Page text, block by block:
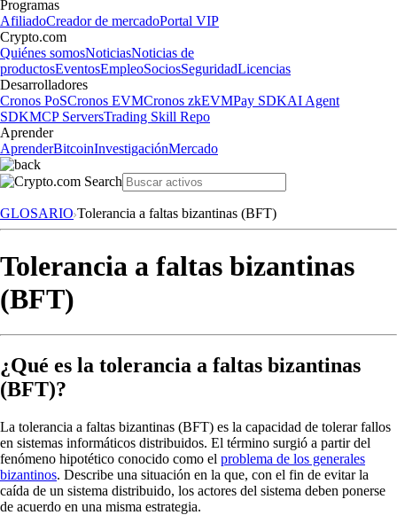
Programas
AfiliadoCreador de mercadoPortal VIP
Crypto.com
Quiénes somosNoticiasNoticias de
productosEventosEmpleoSociosSeguridadLicencias
Desarrolladores
Cronos PoSCronos EVMCronos zkEVMPay SDKAI Agent
SDKMCP ServersTrading Skill Repo
Aprender
AprenderBitcoinInvestigaciónMercado
GLOSARIO Tolerancia a faltas bizantinas (BFT)
Tolerancia a faltas bizantinas
(BFT)
¿Qué es la tolerancia a faltas bizantinas
(BFT)?
La tolerancia a faltas bizantinas (BFT) es la capacidad de tolerar fallos
en sistemas informáticos distribuidos. El término surgió a partir del
fenómeno hipotético conocido como el problema de los generales
bizantinos. Describe una situación en la que, con el fin de evitar la
caída de un sistema distribuido, los actores del sistema deben ponerse
de acuerdo en una misma estrategia.